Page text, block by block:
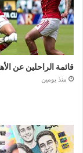
قائمة الراحلين عن
منذ يومين